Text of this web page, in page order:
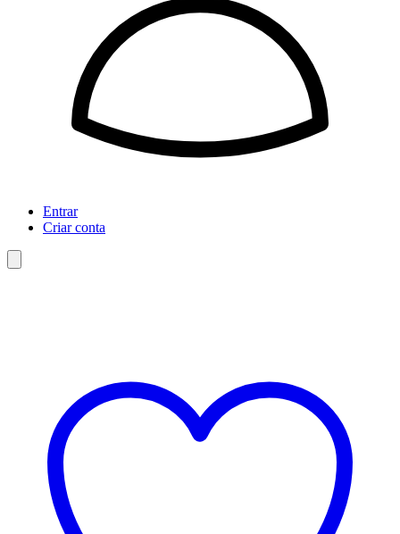
Entrar
Criar conta